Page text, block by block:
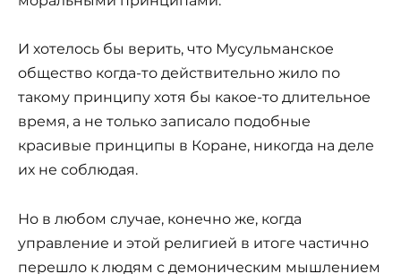
И хотелось бы верить, что Мусульманское
общество когда-то действительно жило по
такому принципу хотя бы какое-то длительное
время, а не только записало подобные
красивые принципы в Коране, никогда на деле
их не соблюдая.
Но в любом случае, конечно же, когда
управление и этой религией в итоге частично
перешло к людям с демоническим мышлением